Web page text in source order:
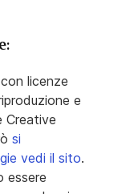
licenze
e
Creative
si
vedi il sito.
essere